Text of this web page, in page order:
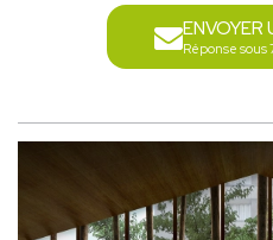
ENVOYER
Réponse sous